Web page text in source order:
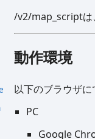
/v2/map_scriptは
動作環境
以下のブラウザに
PC
Google